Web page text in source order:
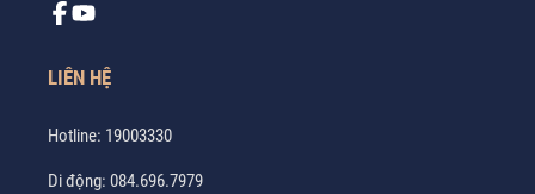
LIÊN HỆ
Hotline: 19003330
Di động: 084.696.7979